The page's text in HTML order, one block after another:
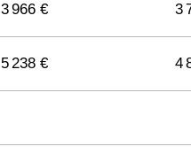
3 966 € 3
5 238 € 4